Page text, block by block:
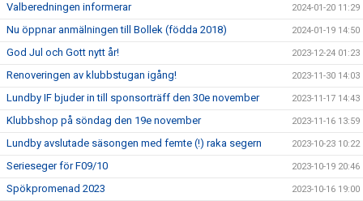
Valberedningen informerar 2024-01-20 11:29
Nu öppnar anmälningen till Bollek (födda 2018) 2024-01-19 14:50
God Jul och Gott nytt år! 2023-12-24 01:23
Renoveringen av klubbstugan igång! 2023-11-30 14:03
Lundby IF bjuder in till sponsorträff den 30e november 2023-11-17 14:43
Klubbshop på söndag den 19e november 2023-11-16 13:59
Lundby avslutade säsongen med femte (!) raka segern 2023-10-23 10:22
Serieseger för F09/10 2023-10-19 20:46
Spökpromenad 2023 2023-10-16 19:00